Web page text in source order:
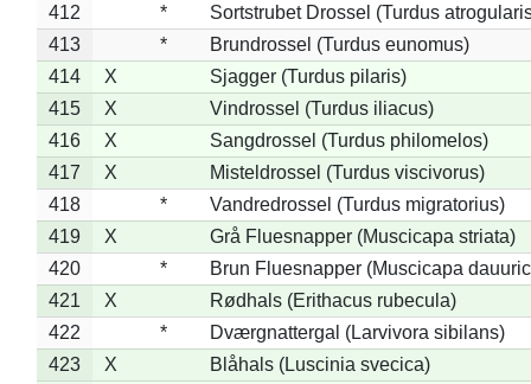
412
*
Sortstrubet Drossel (Turdus
413
*
Brundrossel (Turdus eunomus)
414
X
Sjagger (Turdus pilaris)
415
X
Vindrossel (Turdus iliacus)
416
X
Sangdrossel (Turdus philomelos)
417
X
Misteldrossel (Turdus viscivorus)
418
*
Vandredrossel (Turdus migratorius)
419
X
Grå Fluesnapper (Muscicapa striata)
420
*
Brun Fluesnapper (Muscicapa
421
X
Rødhals (Erithacus rubecula)
422
*
Dværgnattergal (Larvivora sibilans)
423
X
Blåhals (Luscinia svecica)